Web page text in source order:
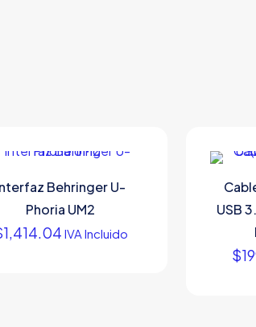
Behringer U-
Phoria UM2
1,414.04 IVA Incluido
USB
$